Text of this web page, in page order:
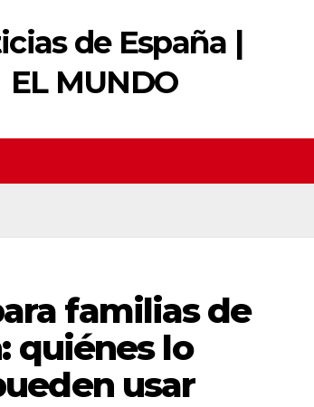
de España |
EL MUNDO
familias de
quiénes lo
usar